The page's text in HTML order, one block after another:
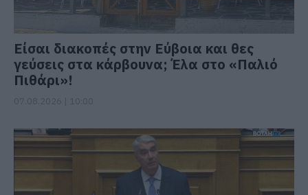
Είσαι διακοπές στην Εύβοια και θες
γεύσεις στα κάρβουνα; Έλα στο «Παλιό
Πιθάρι»!